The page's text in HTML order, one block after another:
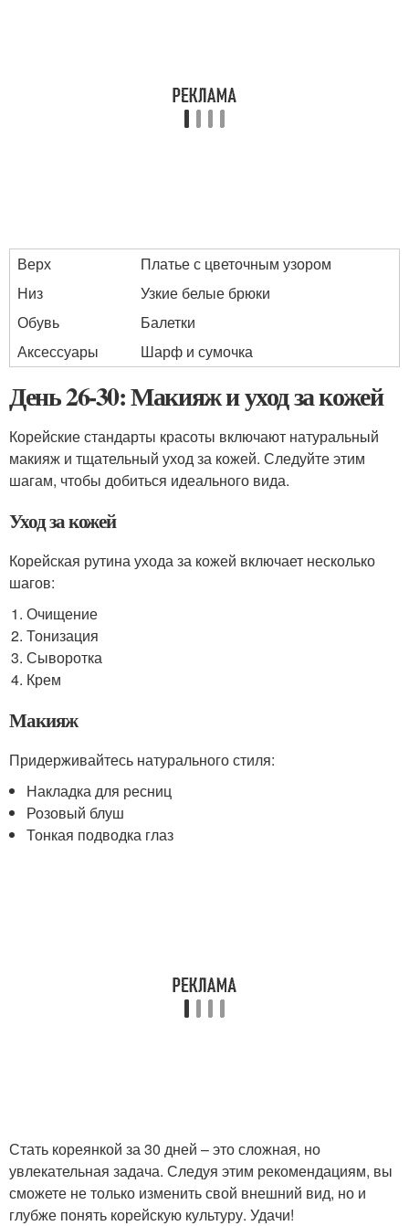
Верх
Платье с цветочным узором
Низ
Узкие белые брюки
Обувь
Балетки
Аксессуары
Шарф и сумочка
День 26-30: Макияж и уход за кожей
Корейские стандарты красоты включают натуральный
макияж и тщательный уход за кожей. Следуйте этим
шагам, чтобы добиться идеального вида.
Уход за кожей
Корейская рутина ухода за кожей включает несколько
шагов:
Очищение
Тонизация
Сыворотка
Крем
Макияж
Придерживайтесь натурального стиля:
Накладка для ресниц
Розовый блуш
Тонкая подводка глаз
Стать кореянкой за 30 дней – это сложная, но
увлекательная задача. Следуя этим рекомендациям, вы
сможете не только изменить свой внешний вид, но и
глубже понять корейскую культуру. Удачи!